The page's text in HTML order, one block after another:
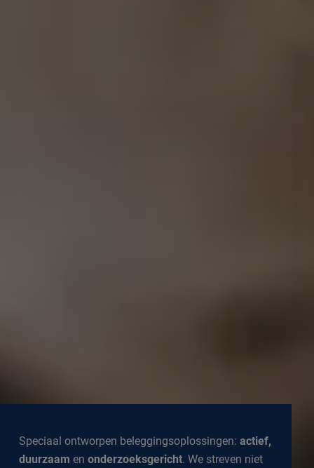
Speciaal ontworpen beleggingsoplossingen: actief,
duurzaam en onderzoeksgericht. We streven niet